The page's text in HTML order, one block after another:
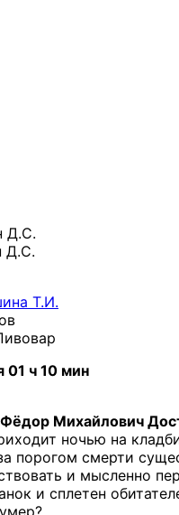
Д.С.
Д.С.
Т.И.
01 ч 10 мин
Михайлович
ночью на
порогом смерти
и мысленно
и сплетен